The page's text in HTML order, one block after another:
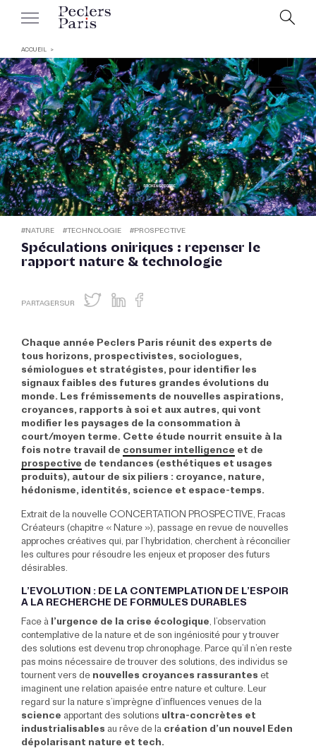
ACCUEIL
#NATURE #TECHNOLOGIE #PROSPECTIVE
Spéculations oniriques : repenser le
rapport nature & technologie
PARTAGER SUR
Chaque année Peclers Paris réunit des experts de
tous horizons, prospectivistes, sociologues,
sémiologues et stratégistes, pour identifier les
signaux faibles des futures grandes évolutions du
monde. Les frémissements de nouvelles aspirations,
croyances, rapports à soi et aux autres, qui vont
modifier les paysages de la consommation à
court/moyen terme. Cette étude nourrit ensuite à la
fois notre travail deconsumer intelligenceet de
prospectivede tendances (esthétiques et usages
produits), autour de six piliers : croyance, nature,
hédonisme, identités, science et espace-temps.
Extrait de la nouvelle CONCERTATION PROSPECTIVE,Fracas
Créateurs (chapitre « Nature »), passage en revue de nouvelles
approches créatives qui, par l’hybridation, cherchent à réconcilier
les cultures pour résoudre les enjeux et proposer des futurs
désirables.
L’EVOLUTION : DE LA CONTEMPLATION DE L’ESPOIR
A LA RECHERCHE DE FORMULES DURABLES
Face àl’urgence de la crise écologique, l’observation
contemplative de la nature et de son ingéniosité pour y trouver
des solutions est devenu trop chronophage. Parce qu’il n’en reste
pas moins nécessaire de trouver des solutions, des individus se
tournent vers denouvelles croyances rassurantes et
imaginent une relation apaisée entre nature et culture. Leur
regard sur la nature s’imprègne d’influences venues de la
science apportant des solutions ultra-concrètes et
industrialisables au rêve de lacréation d’un nouvel Eden
dépolarisant nature et tech.